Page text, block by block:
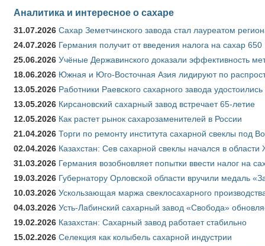
Аналитика и интересное о сахаре
31.07.2026 Сахар Земетчинского завода стал лауреатом
24.07.2026 Германия получит от введения налога на сахар
25.06.2026 Учёные Державинского доказали эффективность
18.06.2026 Южная и Юго-Восточная Азия лидируют по
13.05.2026 Работники Раевского сахарного завода удостоились
13.05.2026 Кирсановский сахарный завод встречает 65-летие
12.05.2026 Как растет рынок сахарозаменителей в России
21.04.2026 Торги по ремонту института сахарной свеклы под
02.04.2026 Казахстан: Сев сахарной свеклы начался в области
31.03.2026 Германия возобновляет попытки ввести налог на
19.03.2026 Губернатору Орловской области вручили медаль
10.03.2026 Ускользающая маржа свеклосахарного
04.03.2026 Усть-Лабинский сахарный завод «Свобода»
19.02.2026 Казахстан: Сахарный завод работает стабильно
15.02.2026 Селекция как колыбель сахарной индустрии